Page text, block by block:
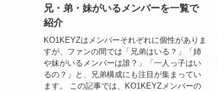
兄・弟・妹がいるメンバーを一覧で
紹介
KO1KEYZはメンバーそれぞれに個性がありま
すが、ファンの間では「兄弟はいる？」「姉
や妹がいるメンバーは誰？」「一人っ子はい
るの？」と、兄弟構成にも注目が集まってい
ます。 この記事では、KO1KEYZメンバーの